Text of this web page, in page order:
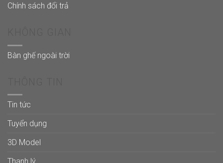
Chính sách đổi trả
Bàn ghế ngoài trời
Tin tức
Tuyển dụng
3D Model